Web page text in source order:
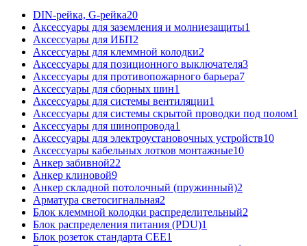
DIN-рейка, G-рейка20
Аксессуары для заземления и молниезащиты1
Аксессуары для ИБП2
Аксессуары для клеммной колодки2
Аксессуары для позиционного выключателя3
Аксессуары для противопожарного барьера7
Аксессуары для сборных шин1
Аксессуары для системы вентиляции1
Аксессуары для системы скрытой проводки под полом1
Аксессуары для шинопровода1
Аксессуары для электроустановочных устройств10
Аксессуары кабельных лотков монтажные10
Анкер забивной22
Анкер клиновой9
Анкер складной потолочный (пружинный)2
Арматура светосигнальная2
Блок клеммной колодки распределительный2
Блок распределения питания (PDU)1
Блок розеток стандарта CEE1